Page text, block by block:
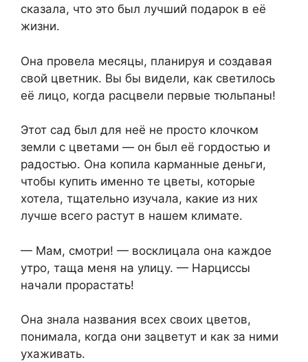
сказала, что это был лучший подарок в её
жизни.
Она провела месяцы, планируя и создавая
свой цветник. Вы бы видели, как светилось
её лицо, когда расцвели первые тюльпаны!
Этот сад был для неё не просто клочком
земли с цветами — он был её гордостью и
радостью. Она копила карманные деньги,
чтобы купить именно те цветы, которые
хотела, тщательно изучала, какие из них
лучше всего растут в нашем климате.
— Мам, смотри! — восклицала она каждое
утро, таща меня на улицу. — Нарциссы
начали прорастать!
Она знала названия всех своих цветов,
понимала, когда они зацветут и как за ними
ухаживать.